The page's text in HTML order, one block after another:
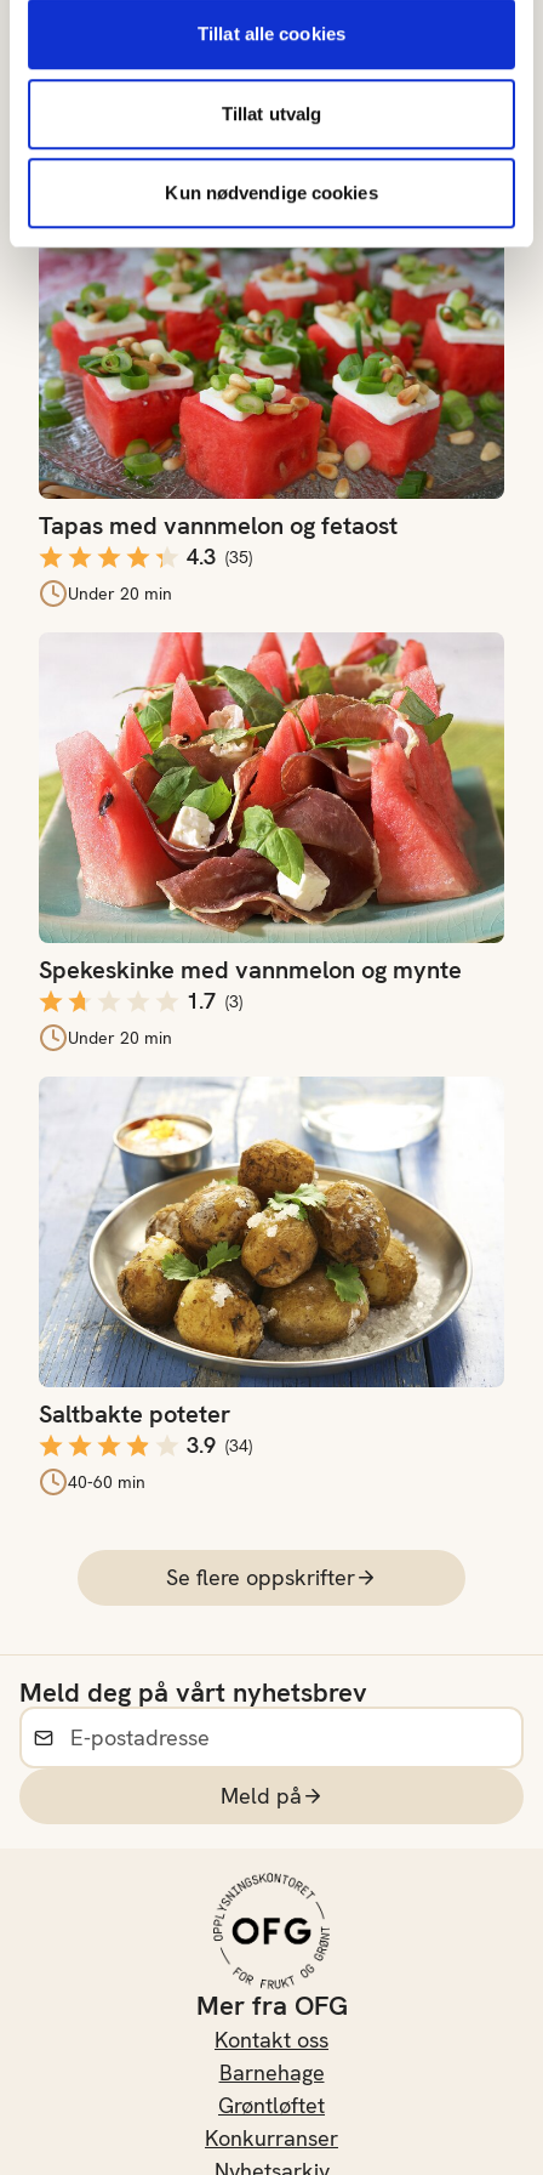
Tillat alle cookies
Tillat utvalg
Kun nødvendige cookies
4.5 (2)
40-60 min
Tapas
Tapas med vannmelon og fetaost
4.3 (35)
Under 20 min
Tapas med vannmelon og fetaost
Spekeskinke med vannmelon og mynte
1.7 (3)
Under 20 min
Spekeskinke med vannmelon og mynte
Saltbakte poteter
3.9 (34)
40-60 min
Saltbakte poteter
Se flere oppskrifter
Meld deg på vårt nyhetsbrev
Meld på
Mer fra OFG
Kontakt oss
Barnehage
Grøntløftet
Konkurranser